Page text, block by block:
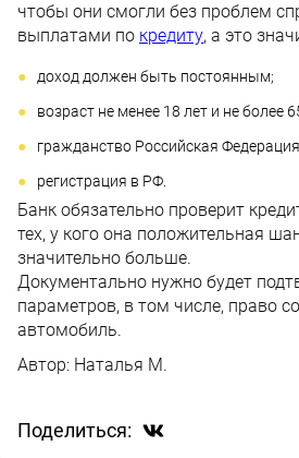
чтобы они смогли без проблем
выплатами по кредиту, а это
доход должен быть постоянным;
возраст не менее 18 лет и не более
гражданство Российская
регистрация в РФ.
Банк обязательно проверит
тех, у кого она положительная
значительно больше.
Документально нужно будет
параметров, в том числе, право
автомобиль.
Автор: Наталья М.
Поделиться: